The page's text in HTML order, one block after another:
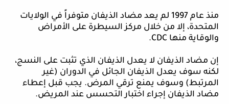
منذ عام 1997 لم يعد مضاد الذيفان متوفراً في الولايات
المتحدة، إلا من خلال مركز السيطرة على الأمراض
والوقاية منها CDC
.
إن مضاد الذيفان لا يعدل الذيفان الذي تثبت على النسج،
لكنه سوف يعدل الذيفان الجائل في الدوران (غير
المرتبط) وسوف يمنع ترقي المرض. يجب قبل إعطاء
مضاد الذيفان إجراء اختبار التحسس عند المريض.